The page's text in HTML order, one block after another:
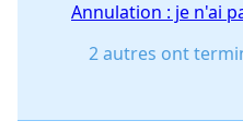
Annulation : je n'ai
2 autres ont